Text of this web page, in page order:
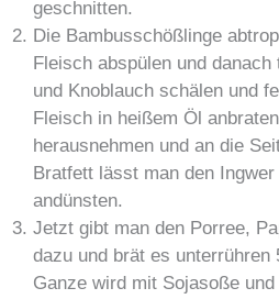
geschnitten.
Die Bambusschößlinge
Fleisch abspülen und
und Knoblauch schälen und
Fleisch in heißem Öl
herausnehmen und an die
Bratfett lässt man den
andünsten.
Jetzt gibt man den Porree,
dazu und brät es unterrühren
Ganze wird mit Sojasoße